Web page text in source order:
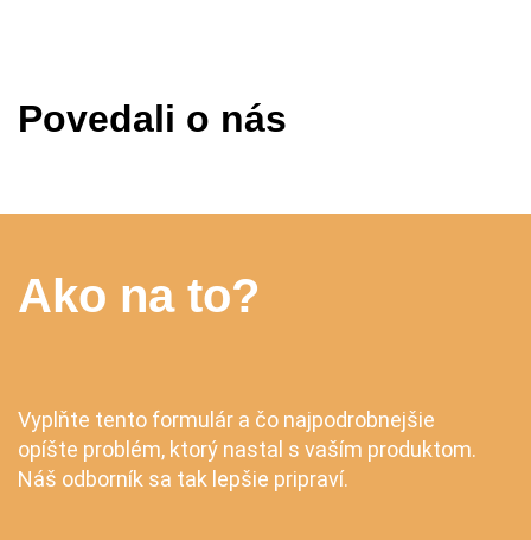
Povedali o nás
Ako na to?
Vyplňte tento formulár a čo najpodrobnejšie
opíšte problém, ktorý nastal s vaším produktom.
Náš odborník sa tak lepšie pripraví.